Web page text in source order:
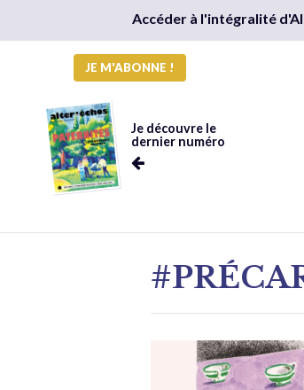
Accéder à l'intégralité
JE M'ABONNE !
Je découvre le
dernier numéro